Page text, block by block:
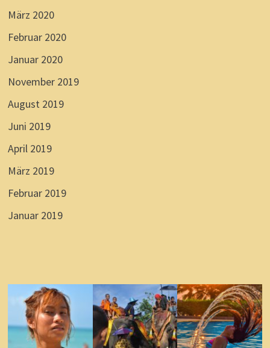
März 2020
Februar 2020
Januar 2020
November 2019
August 2019
Juni 2019
April 2019
März 2019
Februar 2019
Januar 2019